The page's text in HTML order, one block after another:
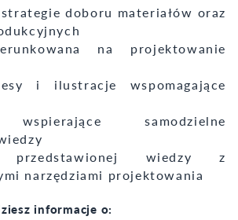
doboru materiałów oraz
na projektowanie
i ilustracje wspomagające
wspierające samodzielne
przedstawionej wiedzy z
narzędziami projektowania
informacje o: